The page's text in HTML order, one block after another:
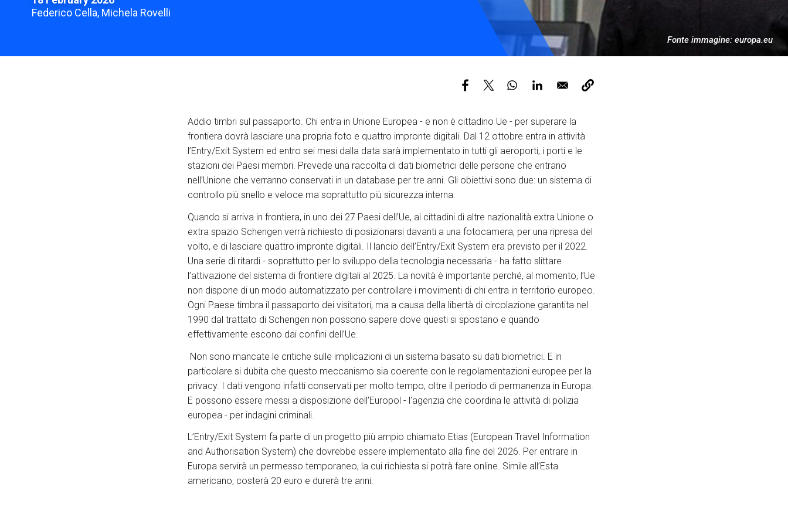
Services and accessibility
Federico Cella, Michela Rovelli
Fonte immagine: europa.eu
Addio timbri sul passaporto. Chi entra in Unione Europea - e non è cittadino Ue - per superare la
frontiera dovrà lasciare una propria foto e quattro impronte digitali. Dal 12 ottobre entra in attività
l’Entry/Exit System ed entro sei mesi dalla data sarà implementato in tutti gli aeroporti, i porti e le
stazioni dei Paesi membri. Prevede una raccolta di dati biometrici delle persone che entrano
nell’Unione che verranno conservati in un database per tre anni. Gli obiettivi sono due: un sistema di
controllo più snello e veloce ma soprattutto più sicurezza interna.
Quando si arriva in frontiera, in uno dei 27 Paesi dell’Ue, ai cittadini di altre nazionalità extra Unione o
extra spazio Schengen verrà richiesto di posizionarsi davanti a una fotocamera, per una ripresa del
volto, e di lasciare quattro impronte digitali. Il lancio dell’Entry/Exit System era previsto per il 2022.
Una serie di ritardi - soprattutto per lo sviluppo della tecnologia necessaria - ha fatto slittare
l’attivazione del sistema di frontiere digitali al 2025. La novità è importante perché, al momento, l’Ue
non dispone di un modo automatizzato per controllare i movimenti di chi entra in territorio europeo.
Ogni Paese timbra il passaporto dei visitatori, ma a causa della libertà di circolazione garantita nel
1990 dal trattato di Schengen non possono sapere dove questi si spostano e quando
effettivamente escono dai confini dell’Ue.
Non sono mancate le critiche sulle implicazioni di un sistema basato su dati biometrici. E in
particolare si dubita che questo meccanismo sia coerente con le regolamentazioni europee per la
privacy. I dati vengono infatti conservati per molto tempo, oltre il periodo di permanenza in Europa.
E possono essere messi a disposizione dell’Europol - l'agenzia che coordina le attività di polizia
europea - per indagini criminali.
L’Entry/Exit System fa parte di un progetto più ampio chiamato Etias (European Travel Information
and Authorisation System) che dovrebbe essere implementato alla fine del 2026. Per entrare in
Europa servirà un permesso temporaneo, la cui richiesta si potrà fare online. Simile all’Esta
americano, costerà 20 euro e durerà tre anni.